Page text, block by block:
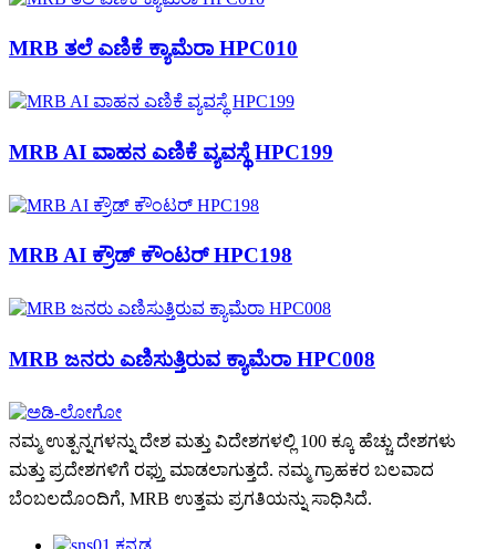
MRB ತಲೆ ಎಣಿಕೆ ಕ್ಯಾಮೆರಾ HPC010
MRB AI ವಾಹನ ಎಣಿಕೆ ವ್ಯವಸ್ಥೆ HPC199
MRB AI ಕ್ರೌಡ್ ಕೌಂಟರ್ HPC198
MRB ಜನರು ಎಣಿಸುತ್ತಿರುವ ಕ್ಯಾಮೆರಾ HPC008
ನಮ್ಮ ಉತ್ಪನ್ನಗಳನ್ನು ದೇಶ ಮತ್ತು ವಿದೇಶಗಳಲ್ಲಿ 100 ಕ್ಕೂ ಹೆಚ್ಚು ದೇಶಗಳು
ಮತ್ತು ಪ್ರದೇಶಗಳಿಗೆ ರಫ್ತು ಮಾಡಲಾಗುತ್ತದೆ. ನಮ್ಮ ಗ್ರಾಹಕರ ಬಲವಾದ
ಬೆಂಬಲದೊಂದಿಗೆ, MRB ಉತ್ತಮ ಪ್ರಗತಿಯನ್ನು ಸಾಧಿಸಿದೆ.